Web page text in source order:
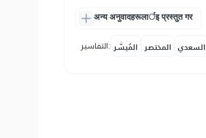
अन्य अनुवादहरूलार्इ प्रस्तुत गर
التفاسير: المُيسَّر المختصر السعدي